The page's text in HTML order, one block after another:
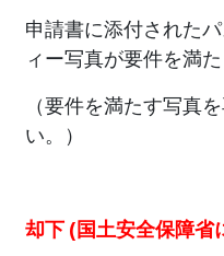
申請書に添付された
ィー写真が要件を満た
（要件を満たす写真
い。）
却下 (国土安全保障省